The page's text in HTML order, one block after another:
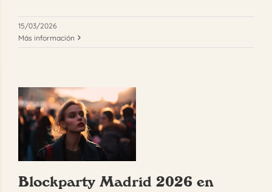
15/03/2026
Más información
Blockparty Madrid 2026 en